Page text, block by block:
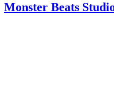
Monster Beats